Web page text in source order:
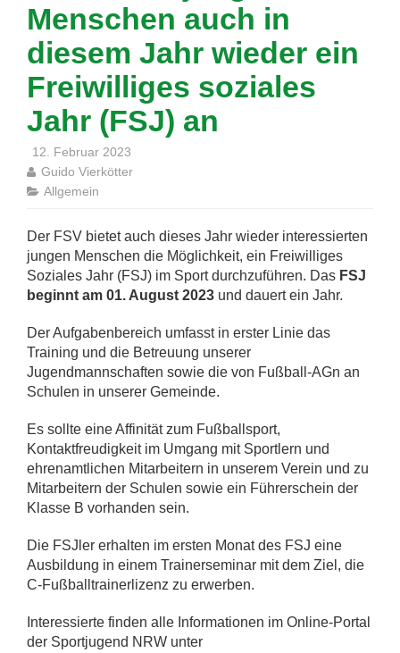
Menschen auch in
diesem Jahr wieder ein
Freiwilliges soziales
Jahr (FSJ) an
12. Februar 2023
Guido Vierkötter
Allgemein
Der FSV bietet auch dieses Jahr wieder interessierten
jungen Menschen die Möglichkeit, ein Freiwilliges
Soziales Jahr (FSJ) im Sport durchzuführen. Das FSJ
beginnt am 01. August 2023 und dauert ein Jahr.
Der Aufgabenbereich umfasst in erster Linie das
Training und die Betreuung unserer
Jugendmannschaften sowie die von Fußball-AGn an
Schulen in unserer Gemeinde.
Es sollte eine Affinität zum Fußballsport,
Kontaktfreudigkeit im Umgang mit Sportlern und
ehrenamtlichen Mitarbeitern in unserem Verein und zu
Mitarbeitern der Schulen sowie ein Führerschein der
Klasse B vorhanden sein.
Die FSJler erhalten im ersten Monat des FSJ eine
Ausbildung in einem Trainerseminar mit dem Ziel, die
C-Fußballtrainerlizenz zu erwerben.
Interessierte finden alle Informationen im Online-Portal
der Sportjugend NRW unter